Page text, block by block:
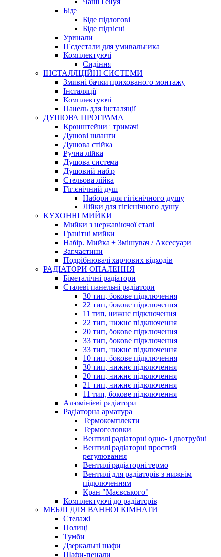
Чаші Генуя
Біде
Біде підлогові
Біде підвісні
Уринали
П'єдестали для умивальника
Комплектуючі
Сидіння
ІНСТАЛЯЦІЙНІ СИСТЕМИ
Змивні бачки прихованого монтажу
Інсталяції
Комплектуючі
Панель для інсталяції
ДУШОВА ПРОГРАМА
Кронштейни і тримачі
Душові шланги
Душова стійка
Ручна лійка
Душова система
Душовий набір
Стельова лійка
Гігієнічний душ
Набори для гігієнічного душу
Лійки для гігієнічного душу
КУХОННІ МИЙКИ
Мийки з нержавіючої сталі
Гранітні мийки
Набір. Мийка + Змішувач / Аксесуари
Запчастини
Подрібнювачі харчових відходів
РАДІАТОРИ ОПАЛЕННЯ
Біметалічні радіатори
Сталеві панельні радіатори
30 тип, бокове підключення
22 тип, бокове підключення
11 тип, нижнє підключення
22 тип, нижнє підключення
20 тип, бокове підключення
33 тип, бокове підключення
33 тип, нижнє підключення
10 тип, бокове підключення
30 тип, нижнє підключення
20 тип, нижнє підключення
21 тип, нижнє підключення
11 тип, бокове підключення
Алюмінієві радіатори
Радіаторна арматура
Термокомплекти
Термоголовки
Вентилі радіаторні одно- і двотрубні
Вентилі радіаторні простий
регулювання
Вентилі радіаторні термо
Вентилі для радіаторів з нижнім
підключенням
Кран "Маєвського"
Комплектуючі до радіаторів
МЕБЛІ ДЛЯ ВАННОЇ КІМНАТИ
Стелажі
Полиці
Тумби
Дзеркальні шафи
Шафи-пенали